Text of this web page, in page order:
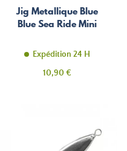
Jig Metallique Blue
Blue Sea Ride Mini
Expédition 24 H
Prix
10,90 €